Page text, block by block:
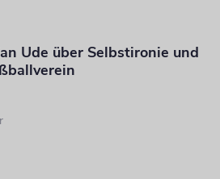
Ude über Selbstironie und